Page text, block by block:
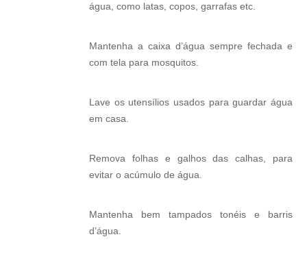
água, como latas, copos, garrafas etc.
Mantenha a caixa d’água sempre fechada e
com tela para mosquitos.
Lave os utensílios usados para guardar água
em casa.
Remova folhas e galhos das calhas, para
evitar o acúmulo de água.
Mantenha bem tampados tonéis e barris
d’água.